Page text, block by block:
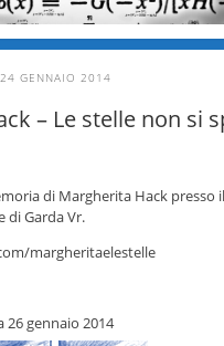
24 GENNAIO 2014
– Le stelle non si
di Margherita Hack presso
di Garda Vr.
margheritaelestelle
26 gennaio 2014